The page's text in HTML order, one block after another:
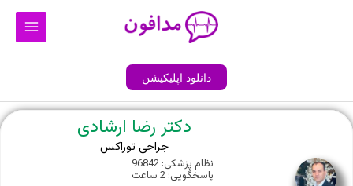
Main
دانلود اپلیکیشن
دکتر رضا ارشادی
جراحی توراکس
نظام پزشکی: 96842
پاسخگویی: 2 ساعت